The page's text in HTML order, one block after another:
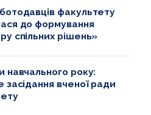
факультету
до формування
спільних рішень»
навчального року:
засідання вченої ради